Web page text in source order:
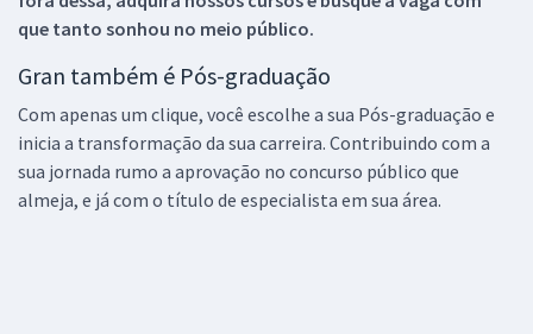
que tanto sonhou no meio público.
Gran também é Pós-graduação
Com apenas um clique, você escolhe a sua Pós-graduação e
inicia a transformação da sua carreira. Contribuindo com a
sua jornada rumo a aprovação no concurso público que
almeja, e já com o título de especialista em sua área.